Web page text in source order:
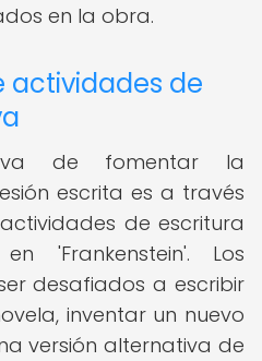
en la obra.
actividades de
de fomentar la
escrita es a través
de escritura
'Frankenstein'. Los
desafiados a escribir
inventar un nuevo
versión alternativa de